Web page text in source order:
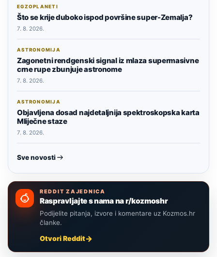
EGZOPLANETI
Što se krije duboko ispod površine super-Zemalja?
7. 8. 2026.
ASTRONOMIJA
Zagonetni rendgenski signal iz mlaza supermasivne
crne rupe zbunjuje astronome
7. 8. 2026.
ASTRONOMIJA
Objavljena dosad najdetaljnija spektroskopska karta
Mliječne staze
7. 8. 2026.
Sve novosti
REDDIT ZAJEDNICA
Raspravljajte s nama na r/kozmoshr
Podijelite pitanja, izvore i komentare uz Kozmos.hr
članke.
Otvori Reddit